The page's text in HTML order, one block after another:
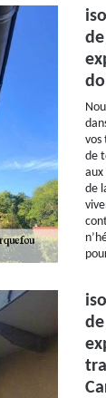
vos
de
aux
de